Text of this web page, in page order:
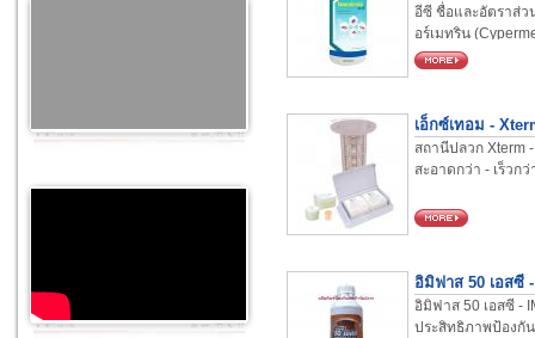
อีซี ชื่อและอัตราส่ว
อร์เมทริน
EC. ...
เอ็กซ์เทอม -
สถานีปลวก Xterm
สะอาดกว่า - เร็วกว่
อิมิฟาส 50 เอสซี
อิมิฟาส 50 เอสซี -
ประสิทธิภาพป้องกั